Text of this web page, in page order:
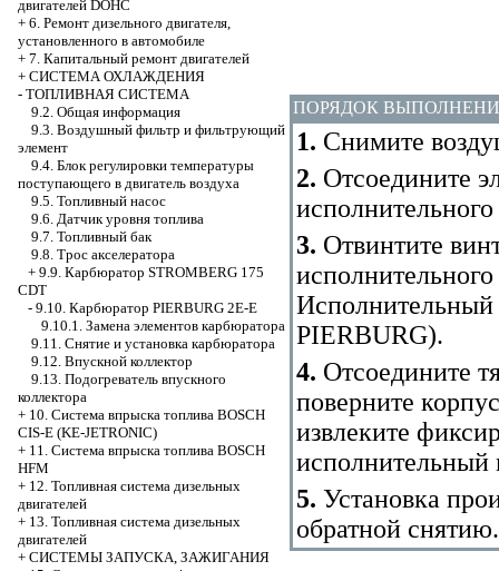
двигателей DOHC
+ 6. Ремонт дизельного двигателя,
установленного в автомобиле
+ 7. Капитальный ремонт двигателей
+ СИСТЕМА ОХЛАЖДЕНИЯ
- ТОПЛИВНАЯ СИСТЕМА
9.2. Общая информация
9.3. Воздушный фильтр и фильтрующий
элемент
9.4. Блок регулировки температуры
поступающего в двигатель воздуха
9.5. Топливный насос
9.6. Датчик уровня топлива
9.7. Топливный бак
9.8. Трос акселератора
+ 9.9. Карбюратор STROMBERG 175
CDT
- 9.10. Карбюратор PIERBURG 2E-E
9.10.1. Замена элементов карбюратора
9.11. Снятие и установка карбюратора
9.12. Впускной коллектор
9.13. Подогреватель впускного
коллектора
+ 10. Система впрыска топлива BOSCH
CIS-E (KE-JETRONIC)
+ 11. Система впрыска топлива BOSCH
HFM
+ 12. Топливная система дизельных
двигателей
+ 13. Топливная система дизельных
двигателей
+ СИСТЕМЫ ЗАПУСКА, ЗАЖИГАНИЯ
ПОРЯДОК
1. Снимите
2. Отсоедините
3. Отвинтите
Исполнительный
PIERBURG).
4. Отсоедините
поверните
извлеките
исполнительный
5. Установка
обратной снятию.